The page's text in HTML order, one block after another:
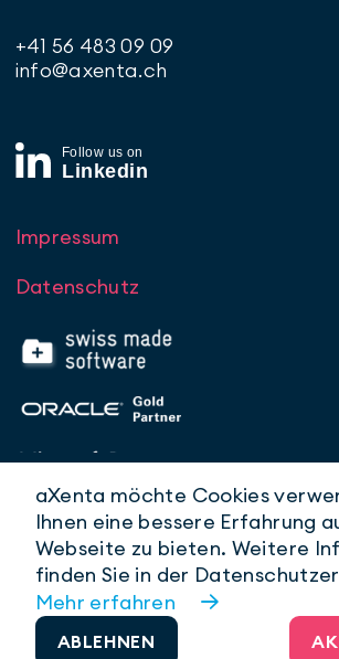
+41 56 483 09 09
info@axenta.ch
Impressum
Datenschutz
© aXenta AG 2026
1.5.6
aXenta möchte Cookies
Ihnen eine bessere Erfahrung
Webseite zu bieten. Weitere
finden Sie in der
Mehr erfahren
ABLEHNEN